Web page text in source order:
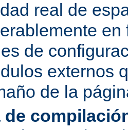
real de
en
de
externos
de la
de